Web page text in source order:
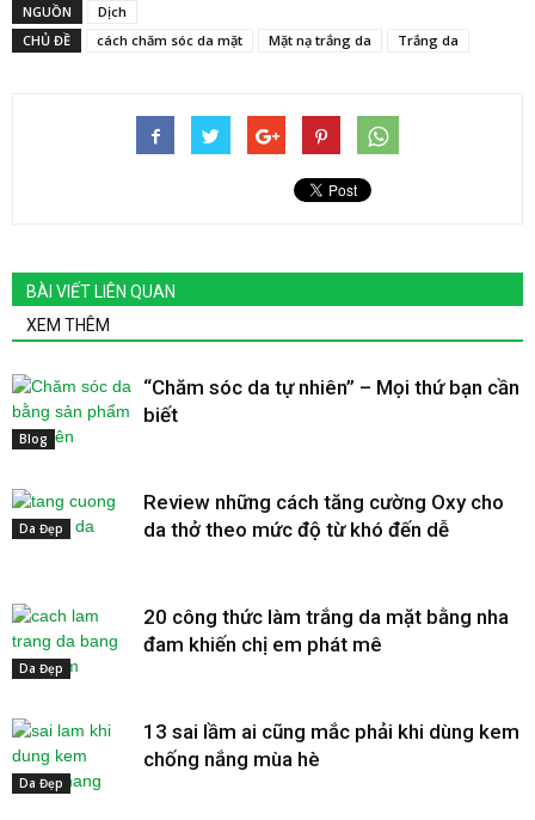
NGUỒN
Dịch
CHỦ ĐỀ
cách chăm sóc da mặt Mặt nạ trắng da Trắng da
BÀI VIẾT LIÊN QUAN
XEM THÊM
Blog
“Chăm sóc da tự nhiên” – Mọi thứ bạn cần
biết
Da Đẹp
Review những cách tăng cường Oxy cho
da thở theo mức độ từ khó đến dễ
Da Đẹp
20 công thức làm trắng da mặt bằng nha
đam khiến chị em phát mê
Da Đẹp
13 sai lầm ai cũng mắc phải khi dùng kem
chống nắng mùa hè